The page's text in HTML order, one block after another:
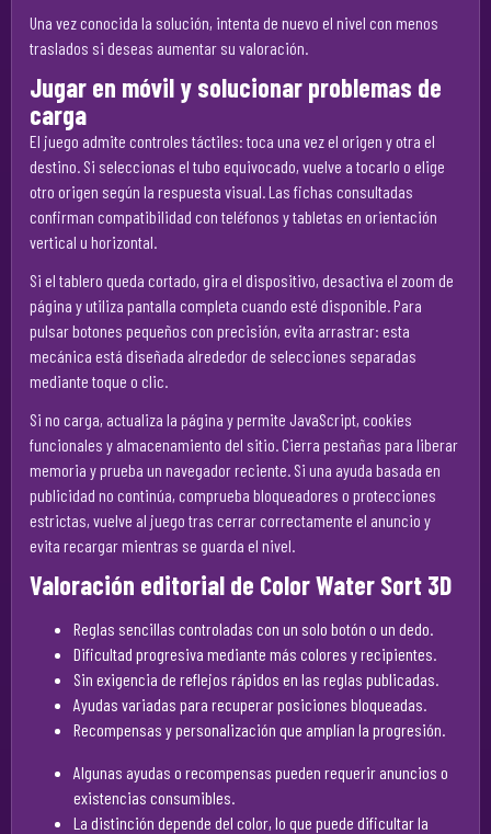
Una vez conocida la solución, intenta de nuevo el nivel con menos
traslados si deseas aumentar su valoración.
Jugar en móvil y solucionar problemas de
carga
El juego admite controles táctiles: toca una vez el origen y otra el
destino. Si seleccionas el tubo equivocado, vuelve a tocarlo o elige
otro origen según la respuesta visual. Las fichas consultadas
confirman compatibilidad con teléfonos y tabletas en orientación
vertical u horizontal.
Si el tablero queda cortado, gira el dispositivo, desactiva el zoom de
página y utiliza pantalla completa cuando esté disponible. Para
pulsar botones pequeños con precisión, evita arrastrar: esta
mecánica está diseñada alrededor de selecciones separadas
mediante toque o clic.
Si no carga, actualiza la página y permite JavaScript, cookies
funcionales y almacenamiento del sitio. Cierra pestañas para liberar
memoria y prueba un navegador reciente. Si una ayuda basada en
publicidad no continúa, comprueba bloqueadores o protecciones
estrictas, vuelve al juego tras cerrar correctamente el anuncio y
evita recargar mientras se guarda el nivel.
Valoración editorial de Color Water Sort 3D
Reglas sencillas controladas con un solo botón o un dedo.
Dificultad progresiva mediante más colores y recipientes.
Sin exigencia de reflejos rápidos en las reglas publicadas.
Ayudas variadas para recuperar posiciones bloqueadas.
Recompensas y personalización que amplían la progresión.
Algunas ayudas o recompensas pueden requerir anuncios o
existencias consumibles.
La distinción depende del color, lo que puede dificultar la